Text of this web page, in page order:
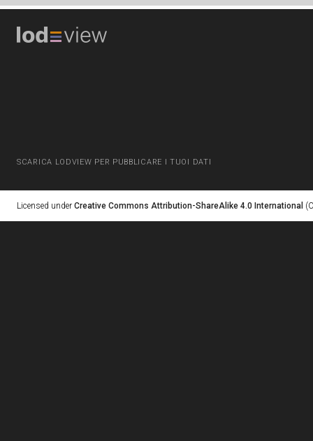
SCARICA LODVIEW PER PUBBLICARE I TUOI DATI
Licensed under Creative Commons Attribution-ShareAlike 4.0 International